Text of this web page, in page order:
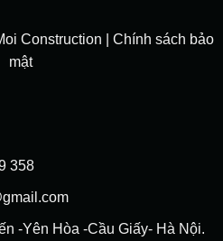
Construction | Chính sách bảo
mật
358
-Yên Hòa -Cầu Giấy- Hà Nội.